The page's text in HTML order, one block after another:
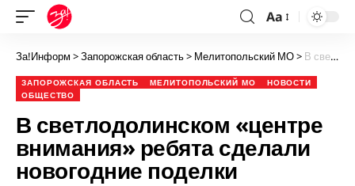
Aa
За!Информ >Запорожская область> Мелитопольский МО> В светлодолинском «центре внимания» ребята сделали новогодние поделки
ЗАПОРОЖСКАЯ ОБЛАСТЬ МЕЛИТОПОЛЬСКИЙ МО
НОВОСТИ
ОБЩЕСТВО
В светлодолинском «центре
внимания» ребята сделали
новогодние поделки